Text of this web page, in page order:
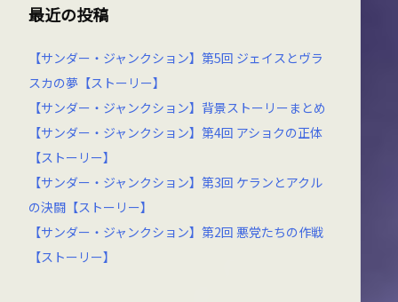
最近の投稿
【サンダー・ジャンクション】第5回 ジェイスとヴラ
スカの夢【ストーリー】
【サンダー・ジャンクション】背景ストーリーまとめ
【サンダー・ジャンクション】第4回 アショクの正体
【ストーリー】
【サンダー・ジャンクション】第3回 ケランとアクル
の決闘【ストーリー】
【サンダー・ジャンクション】第2回 悪党たちの作戦
【ストーリー】